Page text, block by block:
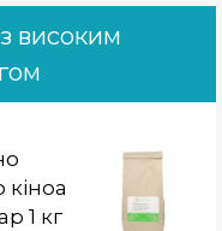
високим
кіноа
1 кг